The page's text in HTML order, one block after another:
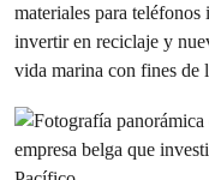
materiales para
invertir en reciclaje y
vida marina con fines de